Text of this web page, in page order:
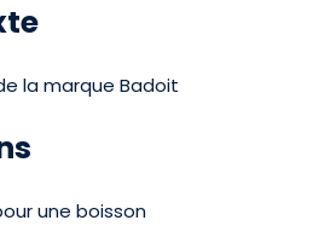
la marque Badoit
une boisson